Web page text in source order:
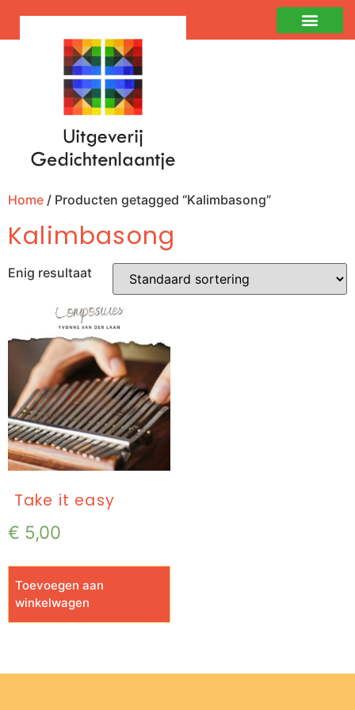
Home / Producten getagged “Kalimbasong”
Kalimbasong
Enig resultaat
Take it easy
€ 5,00
Toevoegen aan
winkelwagen